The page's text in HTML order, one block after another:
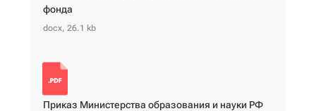
фонда
docx, 26.1 kb
Приказ Министерства образования и науки РФ